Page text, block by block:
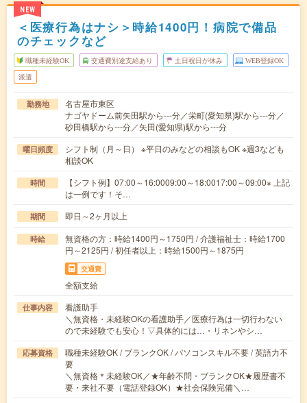
NEW
＜医療行為はナシ＞時給1400円！病院で備品
のチェックなど
職種未経験OK 交通費別途支給あり 土日祝日が休み WEB登録OK
派遣
勤務地
名古屋市東区
ナゴヤドーム前矢田駅から---分／栄町(愛知県)駅から---分／
砂田橋駅から---分／矢田(愛知県)駅から---分
曜日頻度
シフト制（月～日） ※平日のみなどの相談もOK ※週3なども
相談OK
時間
【シフト例】07:00～16:0009:00～18:0017:00～09:00※ 上記
は一例です！そ…
期間 即日～2ヶ月以上
時給
無資格の方：時給1400円～1750円 / 介護福祉士：時給1700
円～2125円 / 初任者以上：時給1500円～1875円
交通費
全額支給
仕事内容
看護助手
＼無資格・未経験OKの看護助手／医療行為は一切行わない
ので未経験でも安心！▽具体的には…・リネンやシ…
応募資格
職種未経験OK / ブランクOK / パソコンスキル不要 / 英語力不
要
＼無資格＊未経験OK／★年齢不問・ブランクOK★履歴書不
要・来社不要（電話登録OK）★社会保険完備＼…